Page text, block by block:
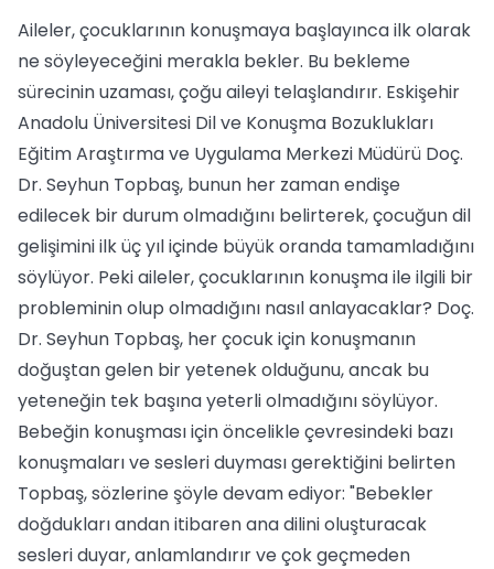
Aileler, çocuklarının konuşmaya başlayınca ilk olarak
ne söyleyeceğini merakla bekler. Bu bekleme
sürecinin uzaması, çoğu aileyi telaşlandırır. Eskişehir
Anadolu Üniversitesi Dil ve Konuşma Bozuklukları
Eğitim Araştırma ve Uygulama Merkezi Müdürü Doç.
Dr. Seyhun Topbaş, bunun her zaman endişe
edilecek bir durum olmadığını belirterek, çocuğun dil
gelişimini ilk üç yıl içinde büyük oranda tamamladığını
söylüyor. Peki aileler, çocuklarının konuşma ile ilgili bir
probleminin olup olmadığını nasıl anlayacaklar? Doç.
Dr. Seyhun Topbaş, her çocuk için konuşmanın
doğuştan gelen bir yetenek olduğunu, ancak bu
yeteneğin tek başına yeterli olmadığını söylüyor.
Bebeğin konuşması için öncelikle çevresindeki bazı
konuşmaları ve sesleri duyması gerektiğini belirten
Topbaş, sözlerine şöyle devam ediyor: "Bebekler
doğdukları andan itibaren ana dilini oluşturacak
sesleri duyar, anlamlandırır ve çok geçmeden